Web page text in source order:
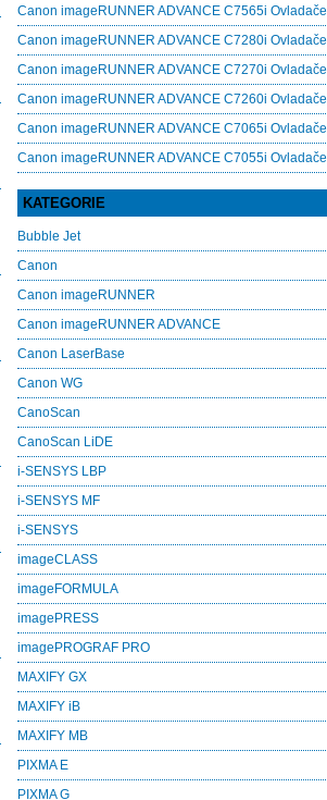
Canon imageRUNNER ADVANCE C7565i Ovladače
Canon imageRUNNER ADVANCE C7280i Ovladače
Canon imageRUNNER ADVANCE C7270i Ovladače
Canon imageRUNNER ADVANCE C7260i Ovladače
Canon imageRUNNER ADVANCE C7065i Ovladače
Canon imageRUNNER ADVANCE C7055i Ovladače
KATEGORIE
Bubble Jet
Canon
Canon imageRUNNER
Canon imageRUNNER ADVANCE
Canon LaserBase
Canon WG
CanoScan
CanoScan LiDE
i-SENSYS LBP
i-SENSYS MF
i‑SENSYS
imageCLASS
imageFORMULA
imagePRESS
imagePROGRAF PRO
MAXIFY GX
MAXIFY iB
MAXIFY MB
PIXMA E
PIXMA G